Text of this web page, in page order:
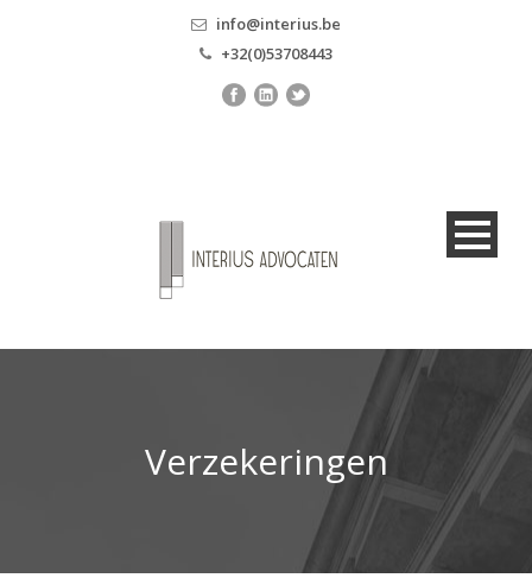
info@interius.be
+32(0)53708443
Verzekeringen